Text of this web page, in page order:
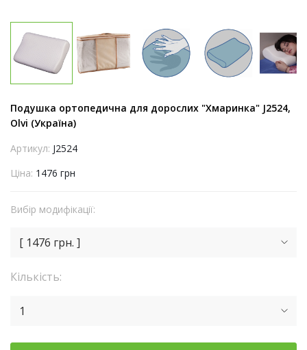
Подушка ортопедична для дорослих "Хмаринка" J2524,
Olvi (Україна)
Артикул: J2524
Ціна: 1476 грн
Вибір модифікації:
[ 1476 грн. ]
Кількість:
1